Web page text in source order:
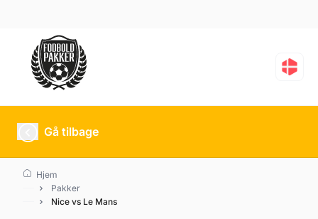
Nice vs Le Mans
Gå tilbage
Hjem
Pakker
Nice vs Le Mans